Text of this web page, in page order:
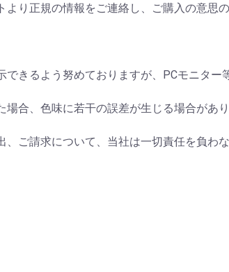
り正規の情報をご連絡し、ご購入の意思
きるよう努めておりますが、PCモニター
合、色味に若干の誤差が生じる場合があり
、ご請求について、当社は一切責任を負わな